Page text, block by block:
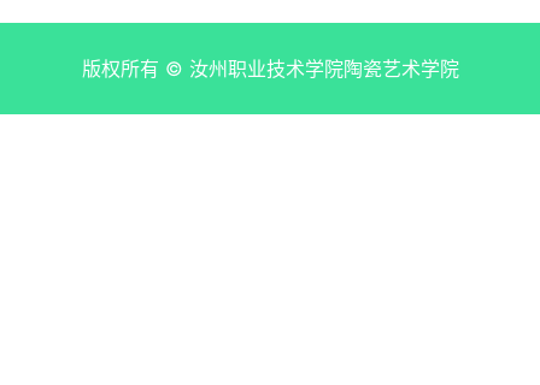
版权所有 © 汝州职业技术学院陶瓷艺术学院